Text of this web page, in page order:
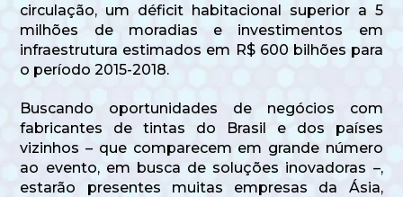
circulação, um déficit habitacional superior a 5
milhões de moradias e investimentos em
infraestrutura estimados em R$ 600 bilhões para
o período 2015-2018.
Buscando oportunidades de negócios com
fabricantes de tintas do Brasil e dos países
vizinhos – que comparecem em grande número
ao evento, em busca de soluções inovadoras –,
estarão presentes muitas empresas da Ásia,